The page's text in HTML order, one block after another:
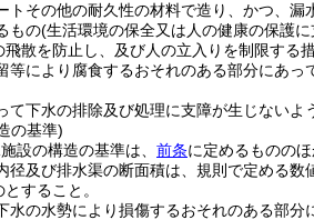
トその他の耐久性の材料で造り、かつ、
もの(生活環境の保全又は人の健康の保護
飛散を防止し、及び人の立入りを制限する
等により腐食するおそれのある部分にあ
て下水の排除及び処理に支障が生じないよ
の基準)
設の構造の基準は、 前条に定めるものの
径及び排水渠の断面積は、規則で定める
すること。
水の水勢により損傷するおそれのある部分